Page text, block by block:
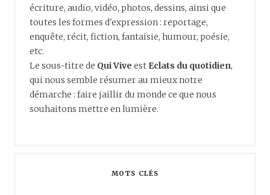
écriture, audio, vidéo, photos, dessins, ainsi que
toutes les formes d'expression : reportage,
enquête, récit, fiction, fantaisie, humour, poésie,
etc.
Le sous-titre de Qui Vive est Eclats du quotidien,
qui nous semble résumer au mieux notre
démarche : faire jaillir du monde ce que nous
souhaitons mettre en lumière.
MOTS CLÉS